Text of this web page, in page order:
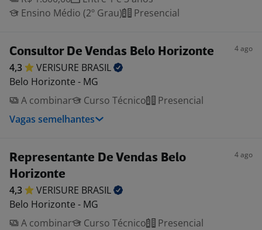
Ensino Médio (2º Grau)
Presencial
Consultor De Vendas Belo Horizonte 4 ago
4,3 VERISURE BRASIL
Belo Horizonte - MG
A combinar
Curso Técnico
Presencial
Vagas semelhantes
Representante De Vendas Belo
Horizonte
4 ago
4,3 VERISURE BRASIL
Belo Horizonte - MG
A combinar
Curso Técnico Presencial